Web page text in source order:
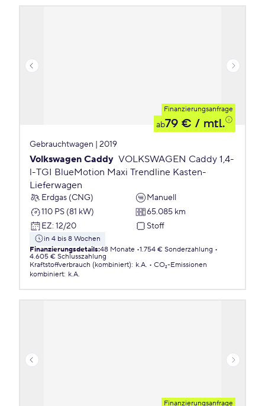
Finanzierungsanfrage
ab79 € / mtl.
Gebrauchtwagen | 2019
Volkswagen Caddy VOLKSWAGEN Caddy 1,4-
l-TGI BlueMotion Maxi Trendline Kasten-
Lieferwagen
Erdgas (CNG)
Manuell
110 PS (81 kW)
65.085 km
EZ: 12/20 Stoff
in 4 bis 8 Wochen
Finanzierungsdetails:48 Monate 1.754 € Sonderzahlung
4.605 € Schlusszahlung
Kraftstoffverbrauch (kombiniert): k.A.
CO₂-Emissionen
kombiniert: k.A.
Finanzierungsanfrage